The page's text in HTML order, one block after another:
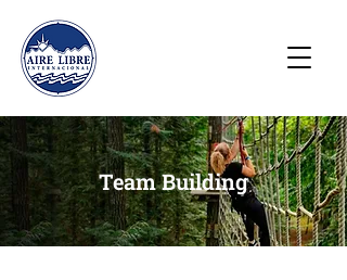
Team Building